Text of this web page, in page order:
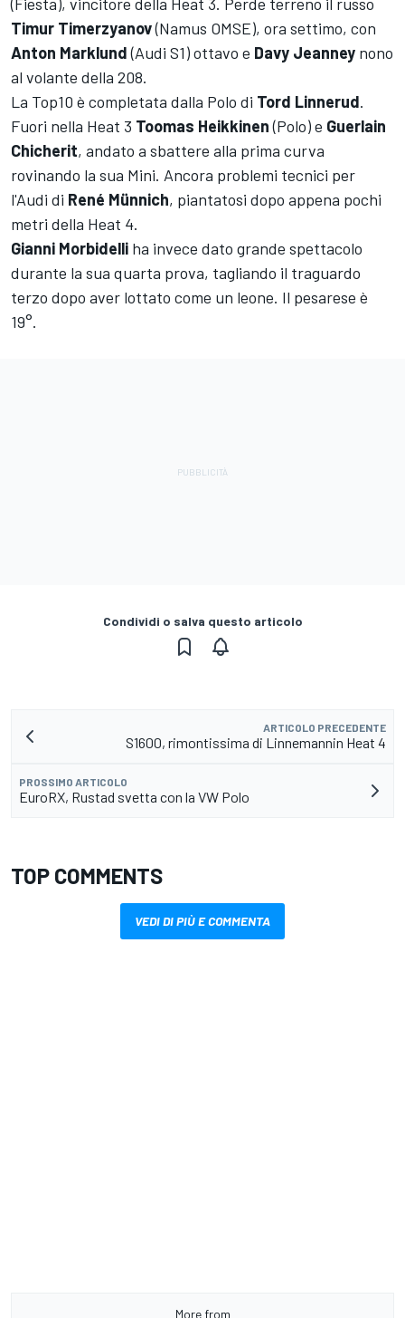
Timur Timerzyanov(Namus OMSE), ora settimo, con
Anton Marklund(Audi S1) ottavo e Davy Jeanney nono
al volante della 208.
La Top10 è completata dalla Polo di Tord Linnerud.
Fuori nella Heat 3 Toomas Heikkinen(Polo) e Guerlain
Chicherit, andato a sbattere alla prima curva
rovinando la sua Mini. Ancora problemi tecnici per
l'Audi di René Münnich, piantatosi dopo appena pochi
metri della Heat 4.
Gianni Morbidelli ha invece dato grande spettacolo
durante la sua quarta prova, tagliando il traguardo
terzo dopo aver lottato come un leone. Il pesarese è
19°.
Condividi o salva questo articolo
ARTICOLO PRECEDENTE
S1600, rimontissima di Linnemannin Heat 4
PROSSIMO ARTICOLO
EuroRX, Rustad svetta con la VW Polo
TOP COMMENTS
VEDI DI PIÙ E COMMENTA
More from